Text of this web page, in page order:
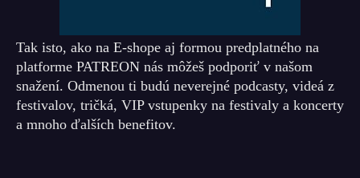
Tak isto, ako na E-shope aj formou predplatného na
platforme PATREON nás môžeš podporiť v našom
snažení. Odmenou ti budú neverejné podcasty, videá z
festivalov, tričká, VIP vstupenky na festivaly a koncerty
a mnoho ďalších benefitov.